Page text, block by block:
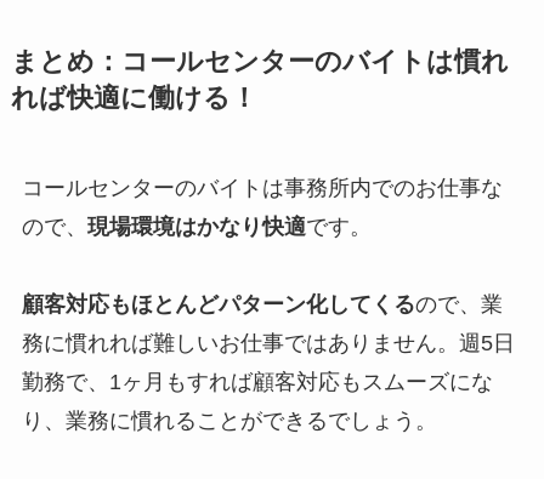
まとめ：コールセンターのバイトは慣れ
れば快適に働ける！
コールセンターのバイトは事務所内でのお仕事な
ので、 現場環境はかなり快適です。
顧客対応もほとんどパターン化してくるので、業
務に慣れれば難しいお仕事ではありません。週5日
勤務で、1ヶ月もすれば顧客対応もスムーズにな
り、業務に慣れることができるでしょう。